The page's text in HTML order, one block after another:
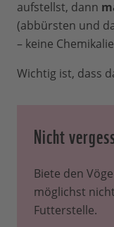
aufstellst, dann
(abbürsten und
– keine
Wichtig ist, dass
Nicht
Biete den
möglichst
Futterstelle.